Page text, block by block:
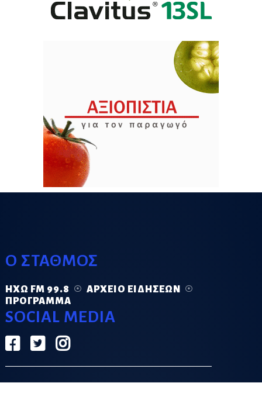
Ο ΣΤΑΘΜΟΣ
ΗΧΏ FM 99.8
ΑΡΧΕΊΟ ΕΙΔΉΣΕΩΝ
ΠΡΌΓΡΑΜΜΑ
SOCIAL MEDIA